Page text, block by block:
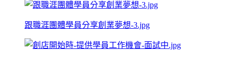
跟職涯團體學員分享創業夢想-3.jpg